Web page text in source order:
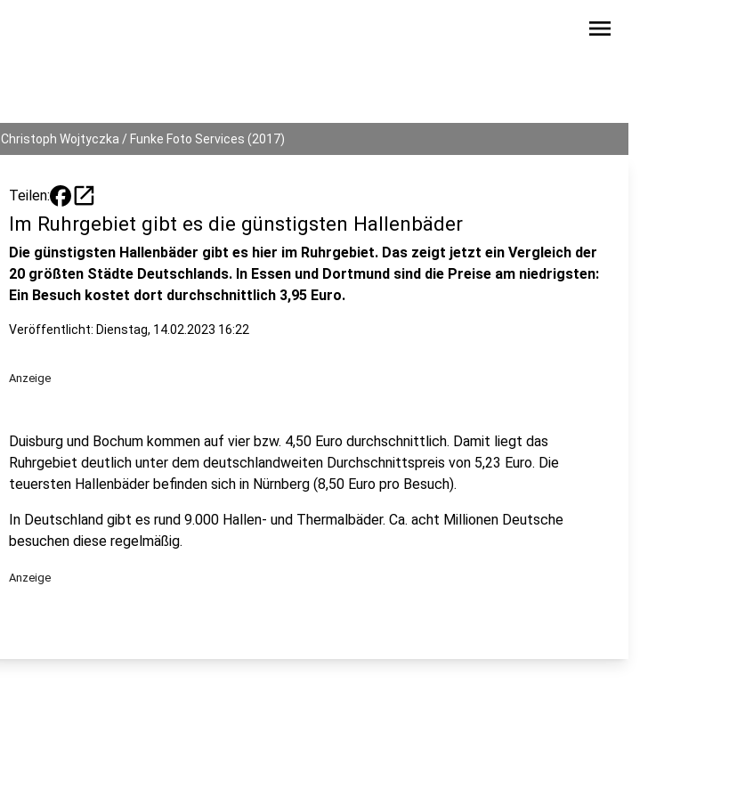
menu
Christoph Wojtyczka / Funke Foto Services (2017)
Teilen: open_in_new
Im Ruhrgebiet gibt es die günstigsten Hallenbäder
Die günstigsten Hallenbäder gibt es hier im Ruhrgebiet. Das zeigt jetzt ein Vergleich der
20 größten Städte Deutschlands. In Essen und Dortmund sind die Preise am niedrigsten:
Ein Besuch kostet dort durchschnittlich 3,95 Euro.
Veröffentlicht: Dienstag, 14.02.2023 16:22
Anzeige
Duisburg und Bochum kommen auf vier bzw. 4,50 Euro durchschnittlich. Damit liegt das
Ruhrgebiet deutlich unter dem deutschlandweiten Durchschnittspreis von 5,23 Euro. Die
teuersten Hallenbäder befinden sich in Nürnberg (8,50 Euro pro Besuch).
In Deutschland gibt es rund 9.000 Hallen- und Thermalbäder. Ca. acht Millionen Deutsche
besuchen diese regelmäßig.
Anzeige